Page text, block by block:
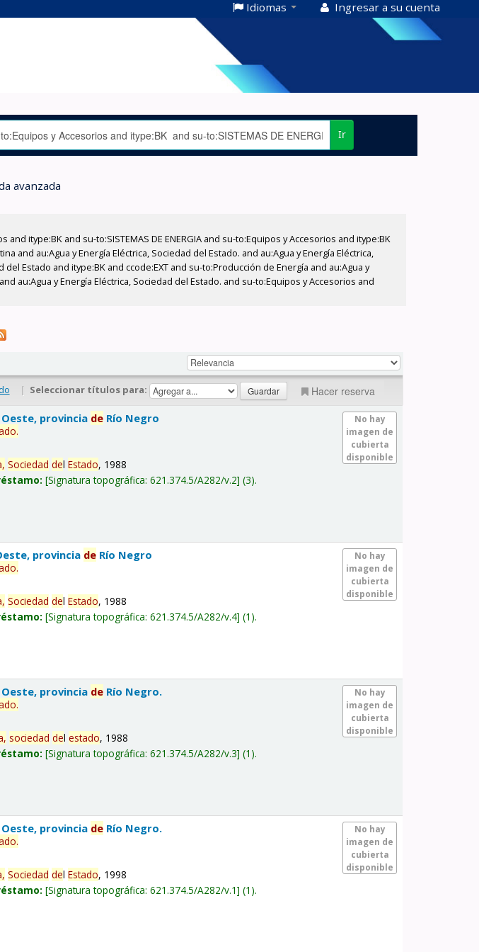
Idiomas Ingresar a su cuenta
Ir
avanzada
itype:BK and su-to:SISTEMAS DE ENERGIA and su-to:Equipos y Accesorios and itype:BK
and au:Agua y Energía Eléctrica, Sociedad del Estado. and au:Agua y Energía Eléctrica,
Estado and itype:BK and ccode:EXT and su-to:Producción de Energía and au:Agua y
au:Agua y Energía Eléctrica, Sociedad del Estado. and su-to:Equipos y Accesorios and
| Seleccionar títulos para: Hacer reserva
No hay
imagen de
cubierta
disponible
provincia de Río Negro
.
Sociedad delEstado, 1988
Signatura topográfica:621.374.5/A282/v.2 (3).
No hay
imagen de
cubierta
disponible
provincia de Río Negro
.
Sociedad delEstado, 1988
Signatura topográfica:621.374.5/A282/v.4 (1).
No hay
imagen de
cubierta
disponible
provincia de Río Negro.
.
sociedad delestado, 1988
Signatura topográfica:621.374.5/A282/v.3 (1).
No hay
imagen de
cubierta
disponible
provincia de Río Negro.
.
Sociedad delEstado, 1998
Signatura topográfica:621.374.5/A282/v.1 (1).